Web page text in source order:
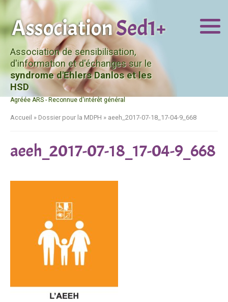
Association de sensibilisation,
d'information et d'échanges sur le
syndrome d'Ehlers Danlos et les
HSD
Agréée ARS - Reconnue d'intérêt général
Accueil » Dossier pour la MDPH » aeeh_2017-07-18_17-04-9_668
aeeh_2017-07-18_17-04-9_668